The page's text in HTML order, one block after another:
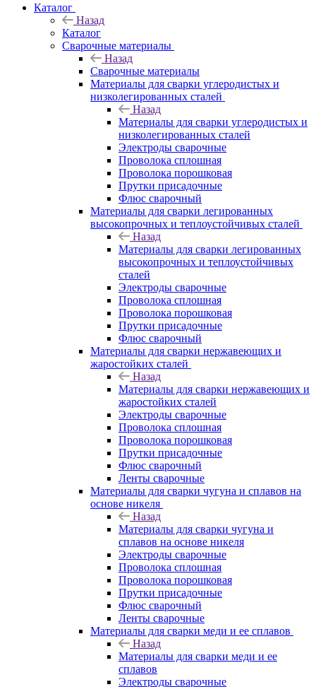
Каталог
Назад
Каталог
Сварочные материалы
Назад
Сварочные материалы
Материалы для сварки углеродистых и
низколегированных сталей
Назад
Материалы для сварки углеродистых и
низколегированных сталей
Электроды сварочные
Проволока сплошная
Проволока порошковая
Прутки присадочные
Флюс сварочный
Материалы для сварки легированных
высокопрочных и теплоустойчивых сталей
Назад
Материалы для сварки легированных
высокопрочных и теплоустойчивых
сталей
Электроды сварочные
Проволока сплошная
Проволока порошковая
Прутки присадочные
Флюс сварочный
Материалы для сварки нержавеющих и
жаростойких сталей
Назад
Материалы для сварки нержавеющих и
жаростойких сталей
Электроды сварочные
Проволока сплошная
Проволока порошковая
Прутки присадочные
Флюс сварочный
Ленты сварочные
Материалы для сварки чугуна и сплавов на
основе никеля
Назад
Материалы для сварки чугуна и
сплавов на основе никеля
Электроды сварочные
Проволока сплошная
Проволока порошковая
Прутки присадочные
Флюс сварочный
Ленты сварочные
Материалы для сварки меди и ее сплавов
Назад
Материалы для сварки меди и ее
сплавов
Электроды сварочные